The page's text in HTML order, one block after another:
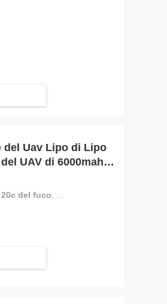
del Uav Lipo di Lipo
UAV di 6000mah
del fuco